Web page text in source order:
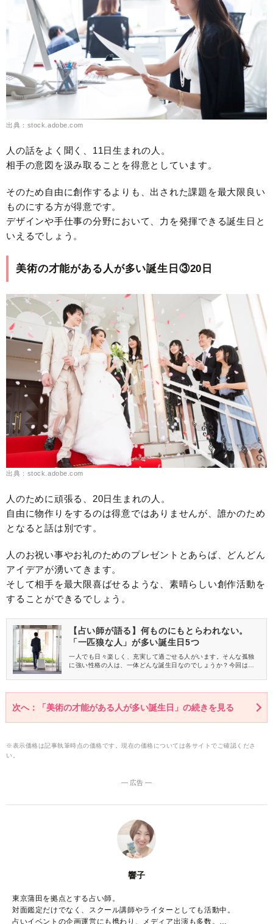
出典：stock.adobe.com
人の話をよく聞く、11日生まれの人。
相手の意図を汲み取ることを得意としています。
そのため自由に創作するよりも、出された課題を最大限良い
ものにする方が得意です。
デザインや手仕事の分野において、力を発揮できる誕生日と
いえるでしょう。
美術の才能がある人が多い誕生日③20日
出典：stock.adobe.com
人のために頑張る、20日生まれの人。
自由に物作りをするのは得意ではありませんが、誰かのため
となると話は別です。
人のお祝い事やお礼のためのプレゼントとあらば、どんどん
アイデアが湧いてきます。
そして相手を最大限喜ばせるような、素晴らしい創作活動を
することができるでしょう。
【占い師が語る】何ものにもとらわれない。
「一匹狼な人」が多い誕生日5つ
一人でも日々楽しく、充実して過ごせる人がいます。そんな孤独
に強い性格の人は、一体どんな誕生日なのでしょうか？今回は、
次へ：「美術の才能がある人が多い誕生日」の続きを見る
※表示価格は記事執筆時点の価格です。現在の価格については各サイトでご確認くださ
い。
― 広告 ―
響子
東京蒲田を拠点とする占い師。
対面鑑定だけでなく、スクール講師やライターとしても活動中。
占いイベントの企画運営にも携わり、メディア出演も多数。